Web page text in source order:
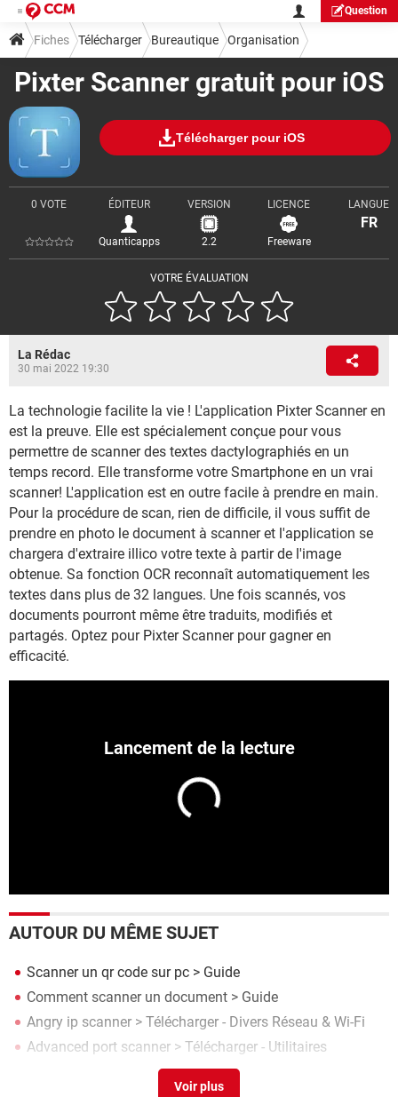
Question
Pixter Scanner gratuit pour iOS
Télécharger pour iOS
VOTRE ÉVALUATION
0 VOTE ÉDITEUR
Quanticapps
VERSION
2.2
LICENCE
Freeware
LANGUE
FR
Fiches Télécharger Bureautique Organisation
La Rédac
30 mai 2022 19:30
La technologie facilite la vie ! L'application Pixter Scanner en
est la preuve. Elle est spécialement conçue pour vous
permettre de scanner des textes dactylographiés en un
temps record. Elle transforme votre Smartphone en un vrai
scanner! L'application est en outre facile à prendre en main.
Pour la procédure de scan, rien de difficile, il vous suffit de
prendre en photo le document à scanner et l'application se
chargera d'extraire illico votre texte à partir de l'image
obtenue. Sa fonction OCR reconnaît automatiquement les
textes dans plus de 32 langues. Une fois scannés, vos
documents pourront même être traduits, modifiés et
partagés. Optez pour Pixter Scanner pour gagner en
efficacité.
AUTOUR DU MÊME SUJET
Scanner un qr code sur pc > Guide
Comment scanner un document > Guide
Angry ip scanner > Télécharger - Divers Réseau & Wi-Fi
Advanced port scanner > Télécharger - Utilitaires
Comment scanner un qr code> Guide